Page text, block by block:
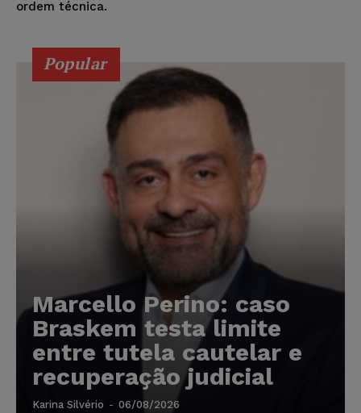
ordem técnica.
Popular
Marcello Perino: caso
Braskem testa limite
entre tutela cautelar e
recuperação judicial
Karina Silvério - 06/08/2026